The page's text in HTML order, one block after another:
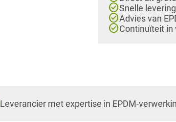
check_circleSnelle
check_circleAdvies van
check_circleContinuïteit in
Leverancier met expertise in EPDM-